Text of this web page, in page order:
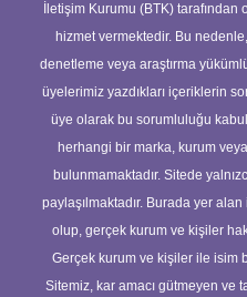
İletişim Kurumu (BTK) tarafından
hizmet vermektedir. Bu
denetleme veya araştırma
üyelerimiz yazdıkları içeriklerin
üye olarak bu sorumluluğu
herhangi bir marka, kurum
bulunmamaktadır. Sitede
paylaşılmaktadır. Burada yer
olup, gerçek kurum ve kişiler
Gerçek kurum ve kişiler ile isim
Sitemiz, kar amacı gütmeyen ve